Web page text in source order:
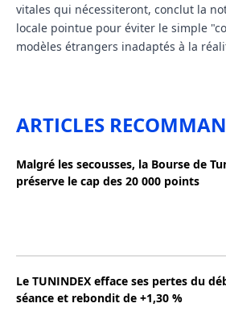
vitales qui nécessiteront, conclut la
locale pointue pour éviter le simple
modèles étrangers inadaptés à la
ARTICLES
Malgré les secousses, la Bourse de
préserve le cap des 20 000 points
Le TUNINDEX efface ses pertes du
séance et rebondit de +1,30 %